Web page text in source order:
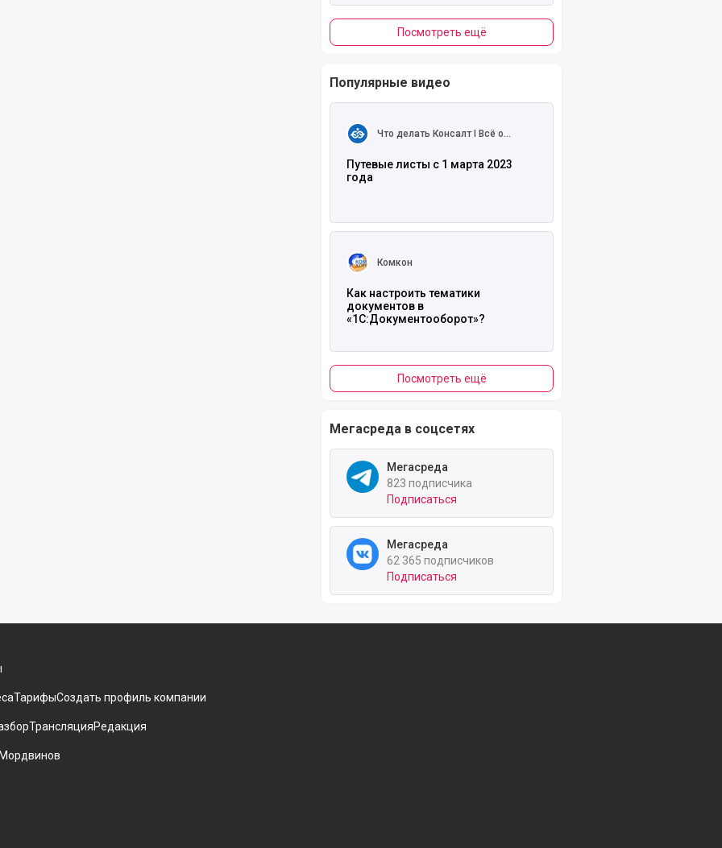
Посмотреть ещё
Популярные видео
Что делать Консалт I Всё о
Путевые листы с 1 марта 2023
года
Комкон
Как настроить тематики
документов в
«1С:Документооборот»?
Посмотреть ещё
Мегасреда в соцсетях
Мегасреда
823 подписчика
Подписаться
Мегасреда
62 365 подписчиков
Подписаться
ТарифыСоздать профиль компании
ТрансляцияРедакция
Дзенна Мегасреде